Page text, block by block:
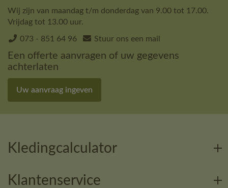
Wij zijn van maandag t/m donderdag van 9.00 tot 17.00.
Vrijdag tot 13.00 uur.
073 - 851 64 96 Stuur ons een mail
Een offerte aanvragen of uw gegevens
achterlaten
Uw aanvraag ingeven
Kledingcalculator
Klantenservice